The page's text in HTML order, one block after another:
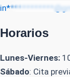
Horarios
Lunes-Viernes:
Sábado: Cita